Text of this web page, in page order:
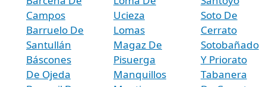
Campos
Barruelo De
Santullán
Báscones
De Ojeda
Ucieza
Lomas
Magaz De
Pisuerga
Manquillos
Soto De
Cerrato
Sotobañado
Y Priorato
Tabanera